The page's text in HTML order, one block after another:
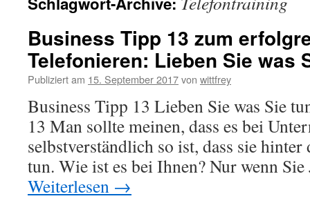
Business Tipp 13 zum
Telefonieren: Lieben Sie was
Publiziert am 15. September 2017von wittfrey
Business Tipp 13 Lieben Sie was Sie
13 Man sollte meinen, dass es bei
selbstverständlich so ist, dass sie hinter
tun. Wie ist es bei Ihnen? Nur wenn
Weiterlesen →